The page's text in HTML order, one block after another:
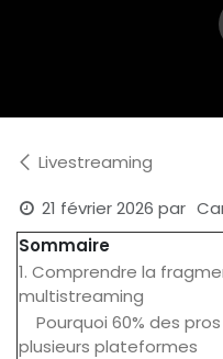
Livestreaming
21 février 2026 par
Sommaire
1. Comprendre la
multistreaming
Pourquoi 60% des
plusieurs plateformes